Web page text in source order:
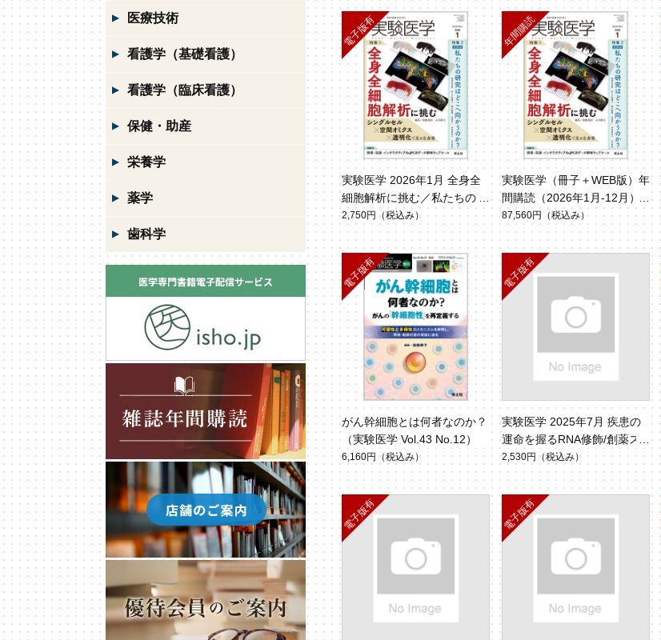
実験医学 2026年1月 全身全
細胞解析に挑む／私たちの研
究はどこへ向かうのか？
2,750円 （税込み）
実験医学（冊子＋WEB版）年
間購読（2026年1月-12月）
87,560円 （税込み）
がん幹細胞とは何者なのか？
（実験医学 Vol.43 No.12）
6,160円 （税込み）
実験医学 2025年7月 疾患の
運命を握るRNA修飾/創薬ス
タートアップの先駆者が語る
掟と現実（Vol.43 No.11）
2,530円 （税込み）
医療技術
看護学（基礎看護）
看護学（臨床看護）
保健・助産
栄養学
薬学
歯科学